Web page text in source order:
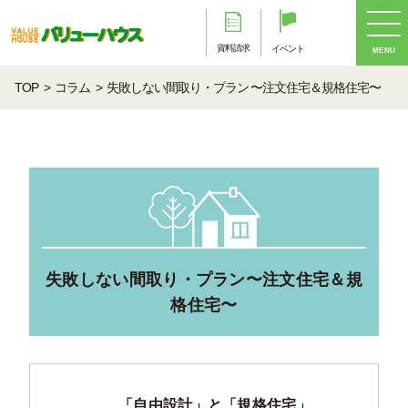
資料請求 イベント MENU
TOP コラム 失敗しない間取り・プラン 〜注文住宅＆規格住宅〜
失敗しない間取り・プラン〜注文住宅＆規
格住宅〜
「自由設計」と「規格住宅」